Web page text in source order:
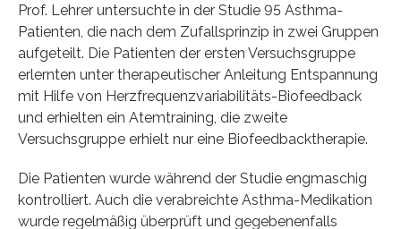
Prof. Lehrer untersuchte in der Studie 95 Asthma-
Patienten, die nach dem Zufallsprinzip in zwei Gruppen
aufgeteilt. Die Patienten der ersten Versuchsgruppe
erlernten unter therapeutischer Anleitung Entspannung
mit Hilfe von Herzfrequenzvariabilitäts-Biofeedback
und erhielten ein Atemtraining, die zweite
Versuchsgruppe erhielt nur eine Biofeedbacktherapie.
Die Patienten wurde während der Studie engmaschig
kontrolliert. Auch die verabreichte Asthma-Medikation
wurde regelmäßig überprüft und gegebenenfalls